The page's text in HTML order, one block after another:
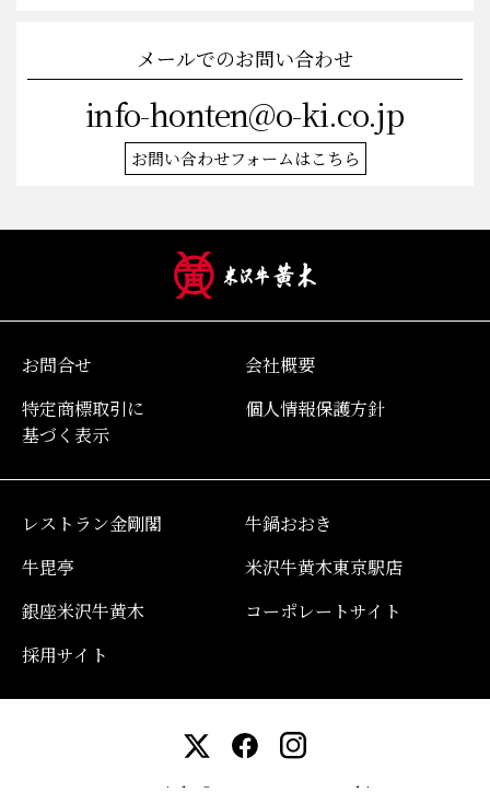
メールでのお問い合わせ
info-honten@o-ki.co.jp
お問い合わせフォームはこちら
お問合せ
会社概要
特定商標取引に
基づく表示
個人情報保護方針
レストラン金剛閣
牛鍋おおき
牛毘亭
米沢牛黄木東京駅店
銀座米沢牛黄木
コーポレートサイト
採用サイト
Copyright© YonezawaGyu Oki.